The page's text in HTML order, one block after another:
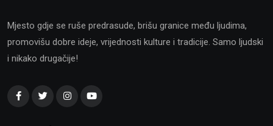
Mjesto gdje se ruše predrasude, brišu granice među ljudima,
promovišu dobre ideje, vrijednosti kulture i tradicije. Samo ljudski
i nikako drugačije!